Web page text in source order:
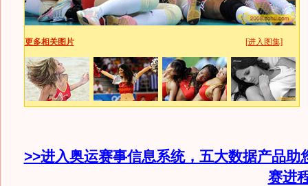
更多相关图片 [进入图集]
>>进入奥运赛事信息系统，五大数据产品助
赛进